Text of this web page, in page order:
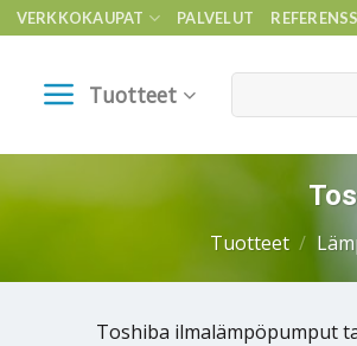
VERKKOKAUPAT PALVELUT
Tuotteet
Tuotteet /
Toshiba ilmalämpöpumput